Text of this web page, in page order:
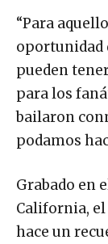
“Para
oportunidad
pueden
para los
bailaron
podamos
Grabado en
California, el
hace un